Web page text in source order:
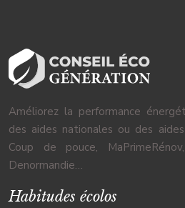
Améliorez la performance
des aides nationales ou des
Coup de pouce,
Denormandie…
Habitudes écolos